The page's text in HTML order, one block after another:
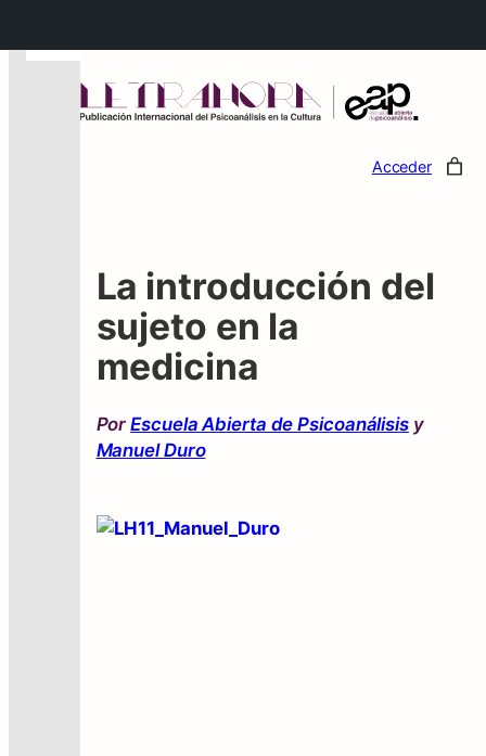
Acceder
La introducción del
sujeto en la
medicina
PorEscuela Abierta de Psicoanálisisy
Manuel Duro